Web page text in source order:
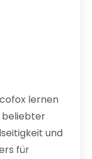
lernen
beliebter
und
für